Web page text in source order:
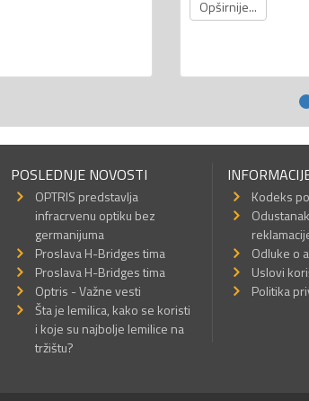
Opširnije...
POSLEDNJE NOVOSTI
OPTRIS predstavlja
infracrvenu optiku bez
germanijuma
Proslava H-Bridges tima
Proslava H-Bridges tima
Optris - Važne vesti
Šta je lemilica, kako se koristi
i koje su najbolje lemilice na
tržištu?
Kodeks
Odluke o
Uslovi
Politika